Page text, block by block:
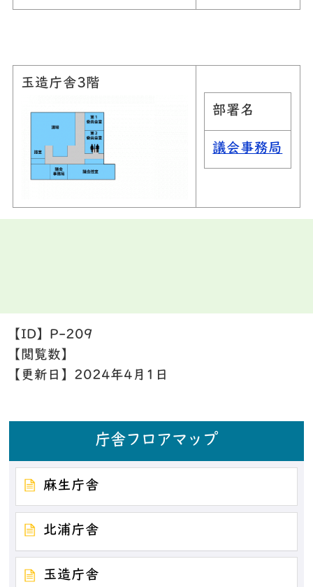
玉造庁舎3階
部署名
議会事務局
【ID】 P-209
【閲覧数】
【更新日】 2024年4月1日
庁舎フロアマップ
麻生庁舎
北浦庁舎
玉造庁舎